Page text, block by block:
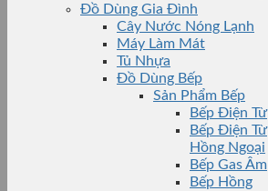
Đồ Dùng Gia Đình
Cây Nước Nóng Lạnh
Máy Làm Mát
Tủ Nhựa
Đồ Dùng Bếp
Sản Phẩm Bếp
Bếp Điện Từ
Bếp Điện Từ
Hồng Ngoại
Bếp Gas Âm
Bếp Hồng